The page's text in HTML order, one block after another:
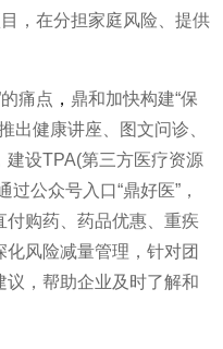
，在分担家庭风险、提供
痛点 ， 鼎和加快构建“保
出健康讲座、图文问诊、
建设TPA(第三方医疗资源
公众号入口“鼎好医”，
购药、药品优惠、重疾
风险减量管理，针对团
，帮助企业及时了解和